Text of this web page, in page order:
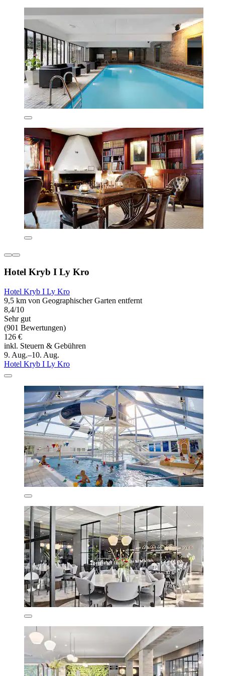
Hotel Kryb I Ly Kro
Hotel Kryb I Ly Kro
9,5 km von Geographischer Garten entfernt
8,4/10
Sehr gut
(901 Bewertungen)
126 €
inkl. Steuern & Gebühren
9. Aug.–10. Aug.
Hotel Kryb I Ly Kro